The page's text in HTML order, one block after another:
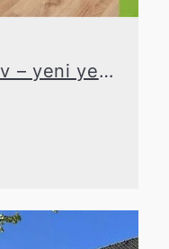
Aşık olacağınız bir ev – yeni yenilenmiş ve hemen taşınmaya hazır